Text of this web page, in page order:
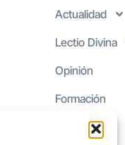
Actualidad
Lectio Divina
Opinión
Formación